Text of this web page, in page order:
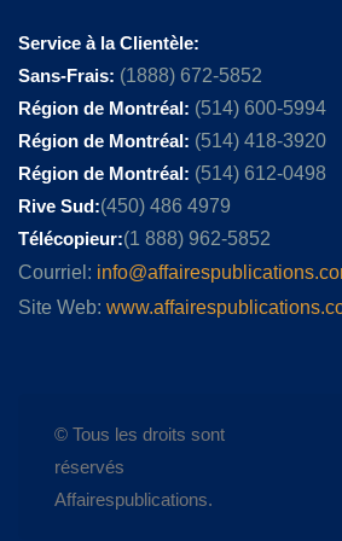
Service à la Clientèle:
Sans-Frais: (1888) 672-5852
Région de Montréal: (514) 600-5994
Région de Montréal: (514) 418-3920
Région de Montréal: (514) 612-0498
Rive Sud:(450) 486 4979
Télécopieur:(1 888) 962-5852
Courriel:
Site Web:
© Tous les droits sont
réservés
Affairespublications.